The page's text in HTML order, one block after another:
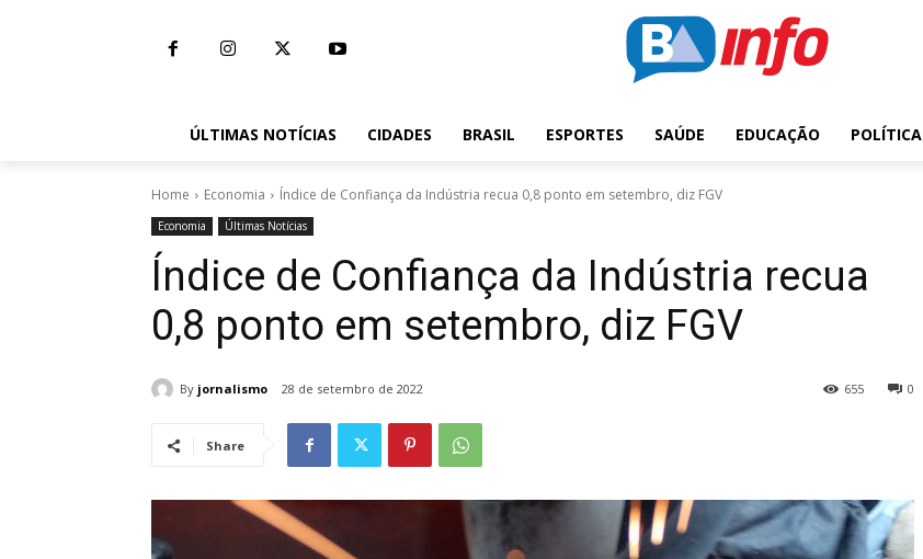
ÚLTIMAS NOTÍCIAS CIDADES BRASIL ESPORTES SAÚDE EDUCAÇÃO POLÍTICA
Home Economia Índice de Confiança da Indústria recua 0,8 ponto em setembro, diz FGV
Economia Últimas Notícias
Índice de Confiança da Indústria recua
0,8 ponto em setembro, diz FGV
By jornalismo 28 de setembro de 2022 0
655
Share